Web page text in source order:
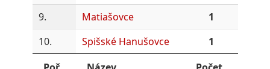
9.
Matiašovce
1
10.
Spišské Hanušovce
1